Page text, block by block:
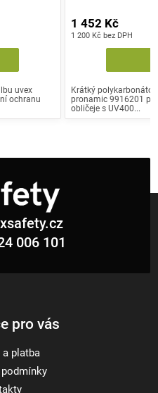
uvex
ochranu
1 200 Kč bez DPH
1 452 Kč
Krátký
pronamic 9916201
obličeje s UV400...
xsafety.cz
006 101
pro vás
a platba